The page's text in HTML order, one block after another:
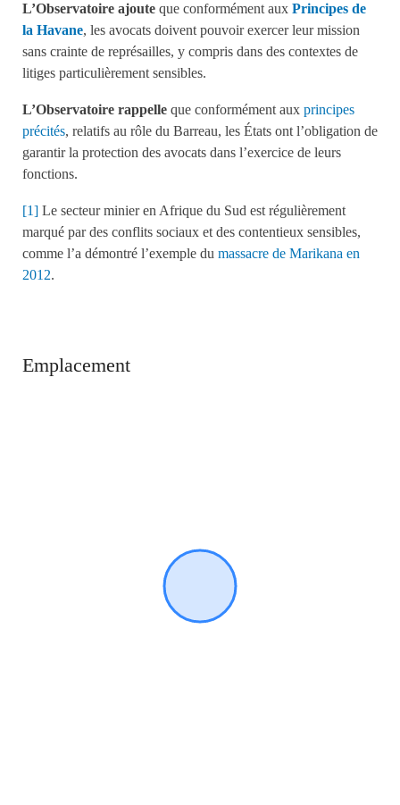
L’Observatoire ajoute que conformément aux Principes de
la Havane, les avocats doivent pouvoir exercer leur mission
sans crainte de représailles, y compris dans des contextes de
litiges particulièrement sensibles.
L’Observatoire rappelle que conformément aux principes
précités, relatifs au rôle du Barreau, les États ont l’obligation de
garantir la protection des avocats dans l’exercice de leurs
fonctions.
[1] Le secteur minier en Afrique du Sud est régulièrement
marqué par des conflits sociaux et des contentieux sensibles,
comme l’a démontré l’exemple du massacre de Marikana en
2012.
Emplacement